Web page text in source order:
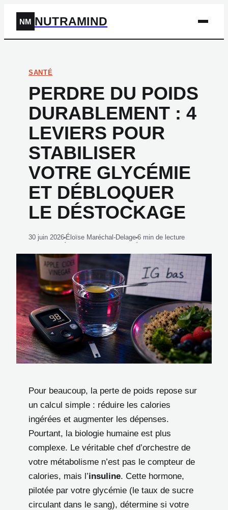
NM NUTRAMIND
SANTÉ
PERDRE DU POIDS
DURABLEMENT : 4
LEVIERS POUR
STABILISER
VOTRE GLYCÉMIE
ET DÉBLOQUER
LE DÉSTOCKAGE
30 juin 2026
·
Éloïse Maréchal-Delage
·
6 min de lecture
Pour beaucoup, la perte de poids repose sur
un calcul simple : réduire les calories
ingérées et augmenter les dépenses.
Pourtant, la biologie humaine est plus
complexe. Le véritable chef d’orchestre de
votre métabolisme n’est pas le compteur de
calories, mais l’insuline. Cette hormone,
pilotée par votre glycémie (le taux de sucre
circulant dans le sang), détermine si votre